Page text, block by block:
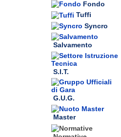
Fondo
Tuffi
Syncro
Salvamento
S.I.T.
G.U.G.
Master